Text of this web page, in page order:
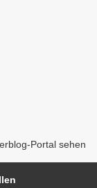
Portal sehen